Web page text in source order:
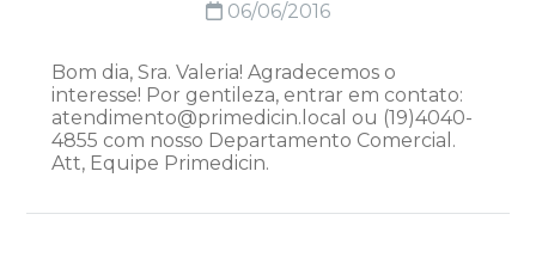
06/06/2016
Bom dia, Sra. Valeria! Agradecemos o
interesse! Por gentileza, entrar em contato:
atendimento@primedicin.local ou (19)4040-
4855 com nosso Departamento Comercial.
Att, Equipe Primedicin.